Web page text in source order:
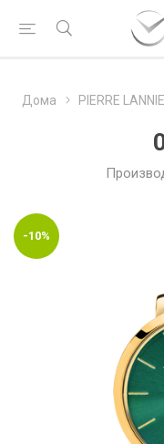
Дома PIERRE
-10%